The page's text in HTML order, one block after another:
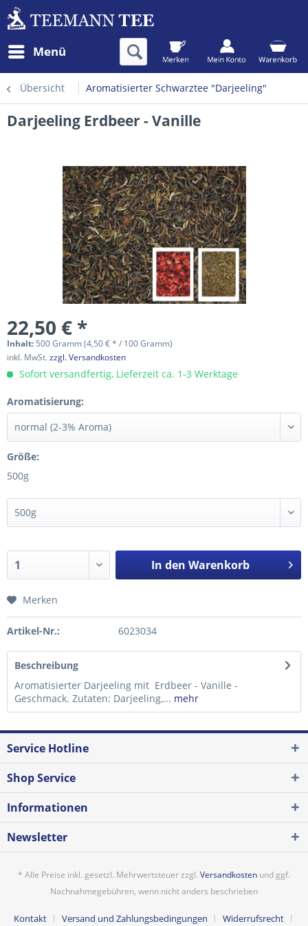
Menü
Übersicht Aromatisierter Schwarztee "Darjeeling"
Darjeeling Erdbeer - Vanille
22,50 € *
Inhalt: 500 Gramm (4,50 € * / 100 Gramm)
inkl. MwSt.zzgl. Versandkosten
Sofort versandfertig, Lieferzeit ca. 1-3 Werktage
Aromatisierung:
Größe:
500g
In den Warenkorb
Merken
Artikel-Nr.: 6023034
Beschreibung
Aromatisierter Darjeeling mit Erdbeer - Vanille -
Geschmack. Zutaten: Darjeeling,... mehr
Service Hotline
Shop Service
Informationen
Newsletter
* Alle Preise inkl. gesetzl. Mehrwertsteuer zzgl. Versandkosten und ggf.
Nachnahmegebühren, wenn nicht anders beschrieben
Kontakt Versand und Zahlungsbedingungen Widerrufsrecht